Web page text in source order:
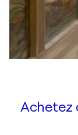
Achetez